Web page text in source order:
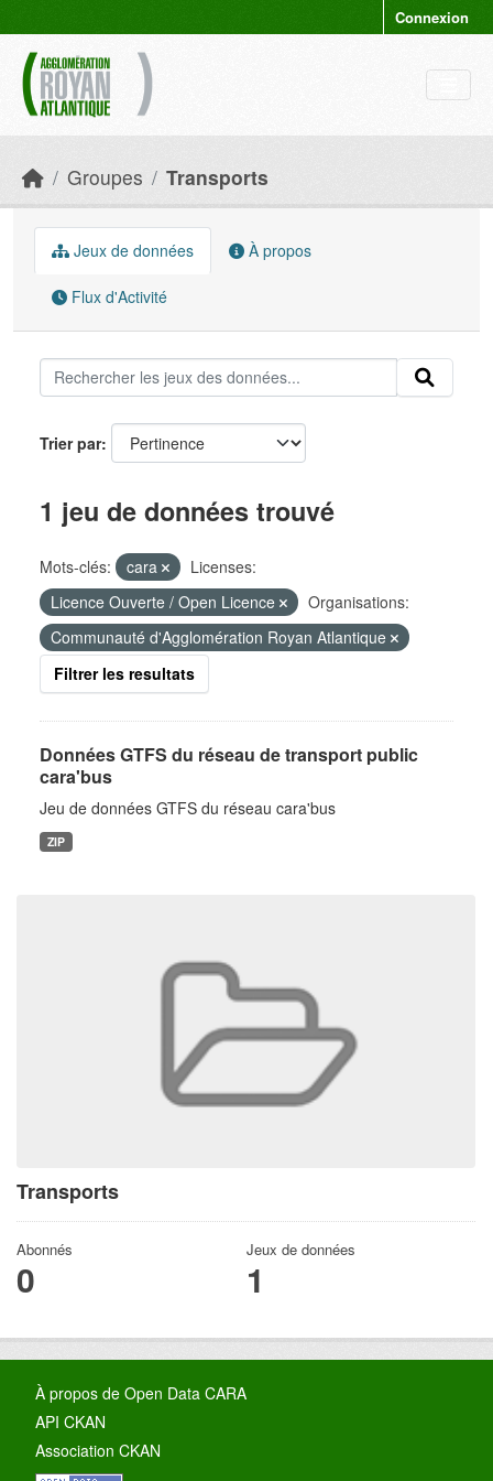
Connexion
Groupes Transports
Transports
Abonnés
0
Jeux de données
1
Jeux de données À propos
Flux d'Activité
Trier par
1 jeu de données trouvé
Mots-clés: cara
Licenses:
Licence Ouverte / Open Licence
Organisations:
Communauté d'Agglomération Royan Atlantique
Filtrer les resultats
Données GTFS du réseau de transport public
cara'bus
Jeu de données GTFS du réseau cara'bus
ZIP
À propos de Open Data CARA
API CKAN
Association CKAN